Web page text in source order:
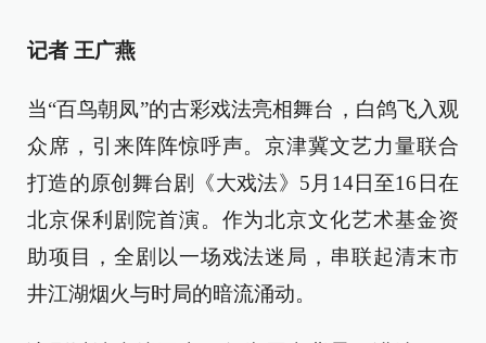
记者 王广燕
当“百鸟朝凤”的古彩戏法亮相舞台，白鸽飞入观
众席，引来阵阵惊呼声。京津冀文艺力量联合
打造的原创舞台剧《大戏法》5月14日至16日在
北京保利剧院首演。作为北京文化艺术基金资
助项目，全剧以一场戏法迷局，串联起清末市
井江湖烟火与时局的暗流涌动。